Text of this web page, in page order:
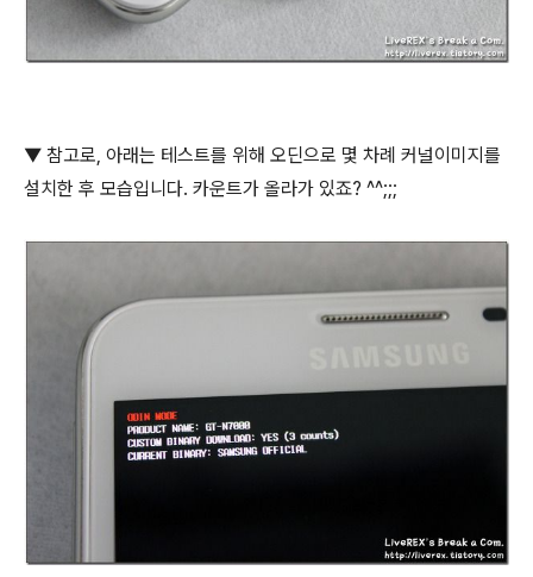
▼ 참고로, 아래는 테스트를 위해 오딘으로 몇 차례 커널이미지를
설치한 후 모습입니다. 카운트가 올라가 있죠? ^^;;;